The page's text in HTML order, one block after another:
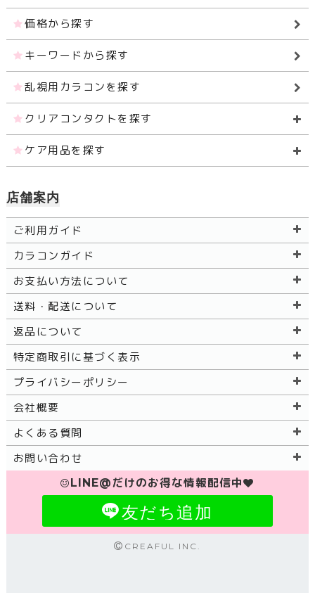
価格から探す
キーワードから探す
乱視用カラコンを探す
クリアコンタクトを探す
ケア用品を探す
店舗案内
ご利用ガイド
カラコンガイド
お支払い方法について
送料・配送について
返品について
特定商取引に基づく表示
プライバシーポリシー
会社概要
よくある質問
お問い合わせ
LINE@だけのお得な情報配信中
友だち追加
CREAFUL INC.